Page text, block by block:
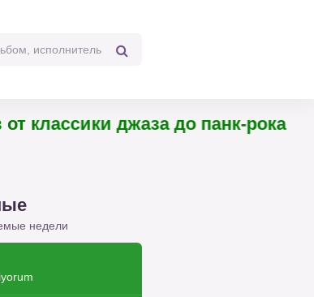
классики джаза до панк-рока
недели